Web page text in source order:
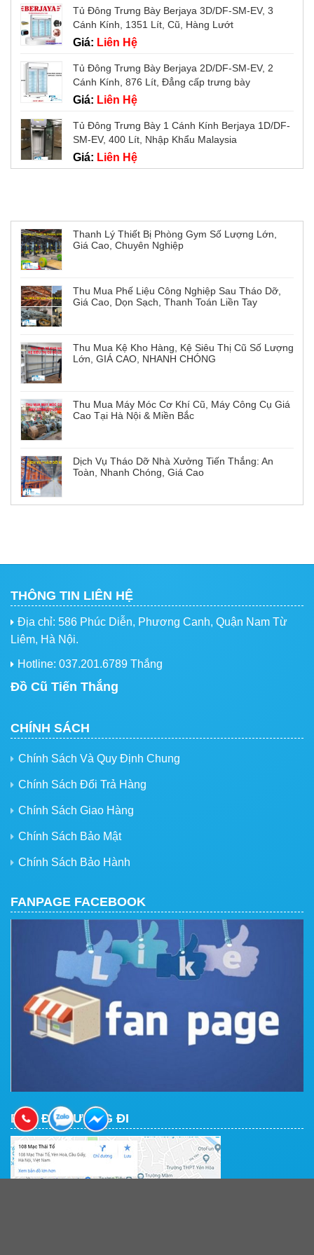
Tủ Đông Trưng Bày Berjaya 3D/DF-SM-EV, 3
Cánh Kính, 1351 Lít, Cũ, Hàng Lướt
Giá: Liên Hệ
Tủ Đông Trưng Bày Berjaya 2D/DF-SM-EV, 2
Cánh Kính, 876 Lít, Đẳng cấp trưng bày
Giá: Liên Hệ
Tủ Đông Trưng Bày 1 Cánh Kính Berjaya 1D/DF-
SM-EV, 400 Lít, Nhập Khẩu Malaysia
Giá: Liên Hệ
Thanh Lý Thiết Bị Phòng Gym Số Lượng Lớn,
Giá Cao, Chuyên Nghiệp
Thu Mua Phế Liệu Công Nghiệp Sau Tháo Dỡ,
Giá Cao, Dọn Sạch, Thanh Toán Liền Tay
Thu Mua Kệ Kho Hàng, Kệ Siêu Thị Cũ Số Lượng
Lớn, GIÁ CAO, NHANH CHÓNG
Thu Mua Máy Móc Cơ Khí Cũ, Máy Công Cụ Giá
Cao Tại Hà Nội & Miền Bắc
Dịch Vụ Tháo Dỡ Nhà Xưởng Tiến Thắng: An
Toàn, Nhanh Chóng, Giá Cao
THÔNG TIN LIÊN HỆ
Địa chỉ: 586 Phúc Diễn, Phương Canh, Quận Nam Từ
Liêm, Hà Nội.
Hotline: 037.201.6789 Thắng
Đồ Cũ Tiến Thắng
CHÍNH SÁCH
Chính Sách Và Quy Định Chung
Chính Sách Đổi Trả Hàng
Chính Sách Giao Hàng
Chính Sách Bảo Mật
Chính Sách Bảo Hành
FANPAGE FACEBOOK
BẢN ĐỒ ĐƯỜNG ĐI